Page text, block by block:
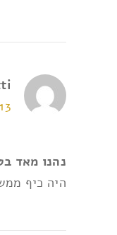
13 באפריל 2023 בשעה 13:53
נהנו מאד
היה כיף